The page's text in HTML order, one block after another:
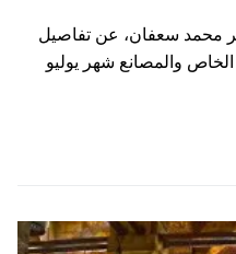
محمد سعفان، عن تفاصيل
والمصانع شهر يوليو